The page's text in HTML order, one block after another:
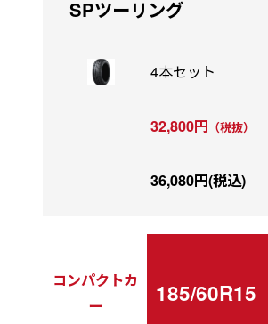
SPツーリング
4本セット
32,800円 （税抜）
36,080円(税込)
コンパクトカ
ー
185/60R15